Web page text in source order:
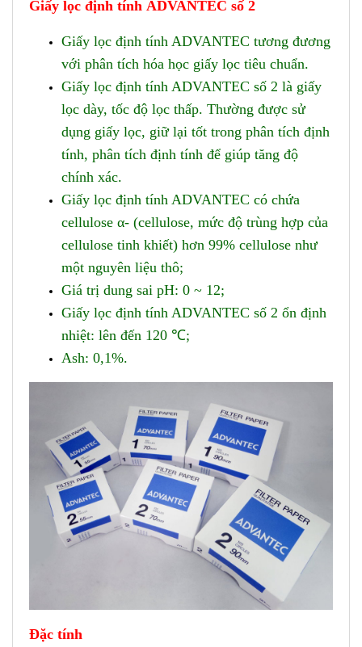
Giấy lọc định tính ADVANTEC số 2
Giấy lọc ​​định tính ADVANTEC tương đương
với phân tích hóa học giấy lọc tiêu chuẩn.
Giấy lọc ​​định tính ADVANTEC số 2 là giấy
lọc dày, tốc độ lọc thấp. Thường được sử
dụng giấy lọc, giữ lại tốt trong phân tích định
tính, phân tích định tính để giúp tăng độ
chính xác.
Giấy lọc ​​định tính ADVANTEC có chứa
cellulose α- (cellulose, mức độ trùng hợp của
cellulose tinh khiết) hơn 99% cellulose như
một nguyên liệu thô;
Giá trị dung sai pH: 0 ~ 12;
Giấy lọc ​​định tính ADVANTEC số 2 ổn định
nhiệt: lên đến 120 ℃;
Ash: 0,1%.
Đặc tính